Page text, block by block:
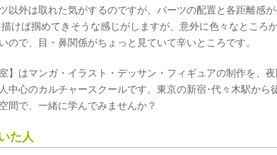
以外は取れた気がするのですが、パーツの配置と各距離感
けば掴めてきそうな感じがしますが、意外に色々なところ
ので、目・鼻関係がちょっと見ていて辛いところです。
】はマンガ・イラスト・デッサン・フィギュアの制作を、
中心のカルチャースクールです。東京の新宿･代々木駅から
間で、一緒に学んでみませんか？
た人